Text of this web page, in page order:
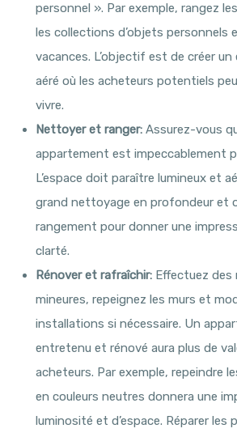
personnel ». Par exemple, rangez
les collections d’objets personnels
vacances. L’objectif est de créer
aéré où les acheteurs potentiels
vivre.
Nettoyer et ranger: Assurez-vous
appartement est impeccablement
L’espace doit paraître lumineux et
grand nettoyage en profondeur et
rangement pour donner une
clarté.
Rénover et rafraîchir: Effectuez des
mineures, repeignez les murs et
installations si nécessaire. Un
entretenu et rénové aura plus de
acheteurs. Par exemple, repeindre
en couleurs neutres donnera une
luminosité et d’espace. Réparer les